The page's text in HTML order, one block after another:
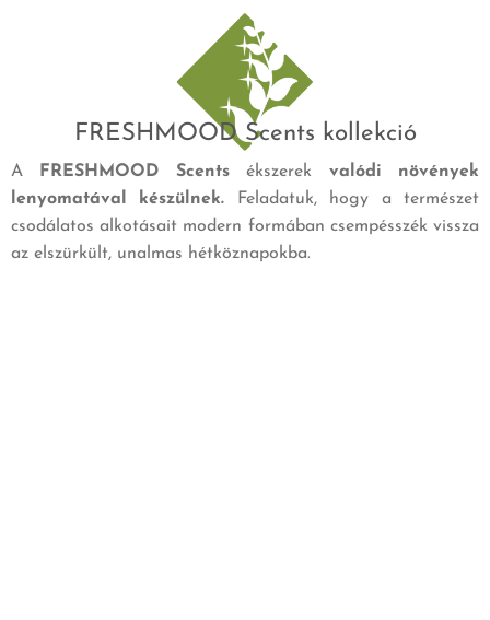
FRESHMOOD Scents kollekció
A FRESHMOOD Scentsékszerek valódi növények
lenyomatával készülnek. Feladatuk, hogy a természet
csodálatos alkotásait modern formában csempésszék vissza
az elszürkült, unalmas hétköznapokba.